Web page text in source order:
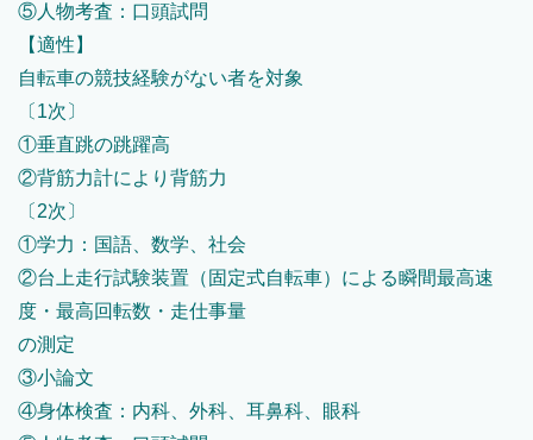
⑤人物考査：口頭試問
【適性】
自転車の競技経験がない者を対象
〔1次〕
①垂直跳の跳躍高
②背筋力計により背筋力
〔2次〕
①学力：国語、数学、社会
②台上走行試験装置（固定式自転車）による瞬間最高速
度・最高回転数・走仕事量
の測定
③小論文
④身体検査：内科、外科、耳鼻科、眼科